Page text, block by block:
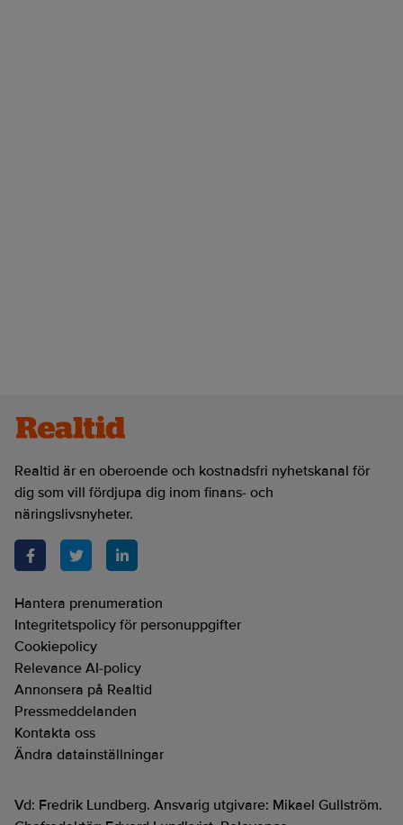
Realtid är en oberoende och kostnadsfri nyhetskanal för
dig som vill fördjupa dig inom finans- och
näringslivsnyheter.
Hantera prenumeration
Integritetspolicy för personuppgifter
Cookiepolicy
Relevance AI-policy
Annonsera på Realtid
Pressmeddelanden
Kontakta oss
Ändra datainställningar
Vd: Fredrik Lundberg. Ansvarig utgivare: Mikael Gullström.